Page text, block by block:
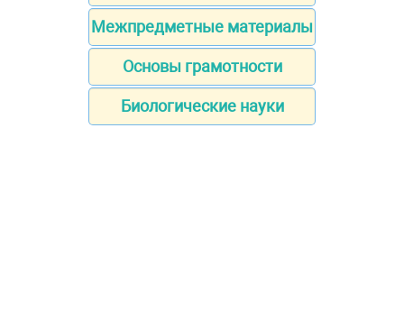
Межпредметные материалы
Основы грамотности
Биологические науки